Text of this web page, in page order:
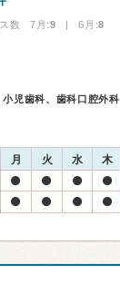
数 7月:9 | 6月:8
児歯科、歯科口腔外科
月 火 水 木